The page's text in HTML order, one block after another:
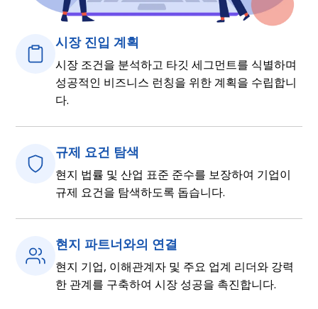
시장 진입 계획
시장 조건을 분석하고 타깃 세그먼트를 식별하며
성공적인 비즈니스 런칭을 위한 계획을 수립합니
다.
규제 요건 탐색
현지 법률 및 산업 표준 준수를 보장하여 기업이
규제 요건을 탐색하도록 돕습니다.
현지 파트너와의 연결
현지 기업, 이해관계자 및 주요 업계 리더와 강력
한 관계를 구축하여 시장 성공을 촉진합니다.